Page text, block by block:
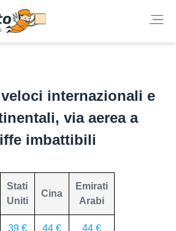
internazionali e
via aerea a
imbattibili
Stati
Uniti
Cina
Emirati
Arabi
39 € 44 € 44 €